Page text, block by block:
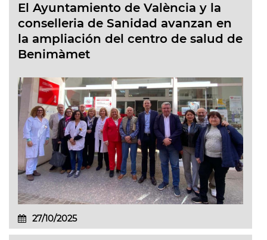
El Ayuntamiento de València y la
conselleria de Sanidad avanzan en
la ampliación del centro de salud de
Benimàmet
27/10/2025